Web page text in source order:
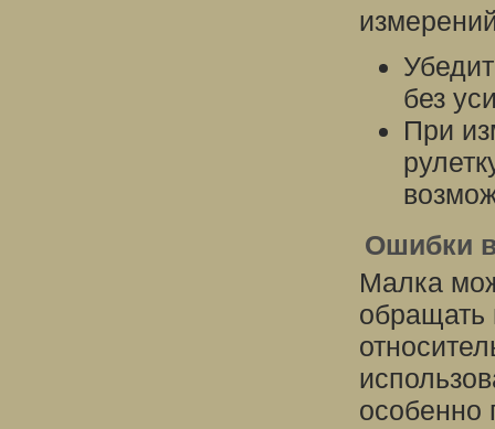
без
При
Ошибки
Малка
обращать
особенно